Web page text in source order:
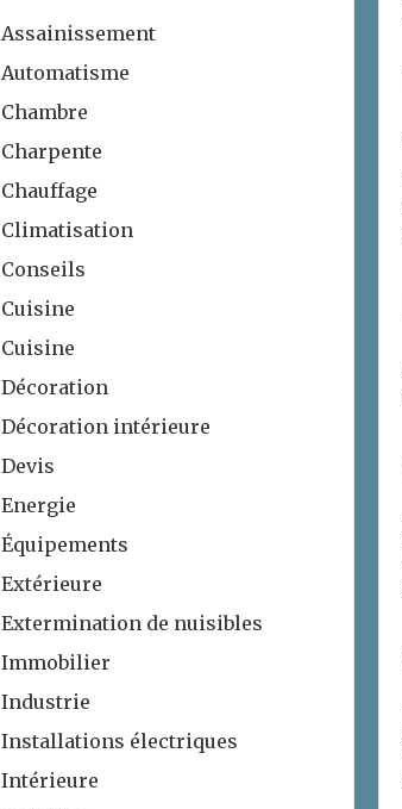
Assainissement
Automatisme
Chambre
Charpente
Chauffage
Climatisation
Conseils
Cuisine
Cuisine
Décoration
Décoration intérieure
Devis
Energie
Équipements
Extérieure
Extermination de nuisibles
Immobilier
Industrie
Installations électriques
Intérieure